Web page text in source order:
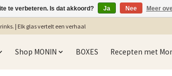
| Elk glas vertelt een verhaal
Shop MONIN BOXES Recepten met
te verbeteren. Is dat akkoord? Ja Nee Meer